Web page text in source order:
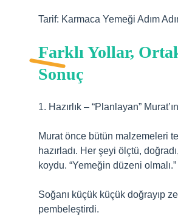
Tarif: Karmaca Yemeği Adım
Farklı Yollar,
Sonuç
1. Hazırlık – “Planlayan”
Murat önce bütün malzemeleri
hazırladı. Her şeyi ölçtü,
koydu. “Yemeğin düzeni
Soğanı küçük küçük doğrayıp
pembeleştirdi.